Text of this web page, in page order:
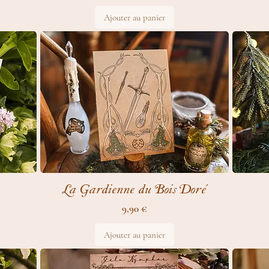
Ajouter au panier
La Gardienne du Bois Doré
Prix
9,90 €
Ajouter au panier